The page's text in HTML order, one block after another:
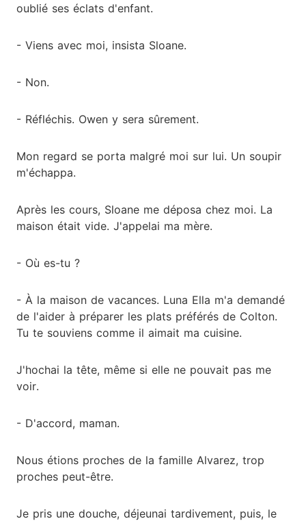
oublié ses éclats d'enfant.
- Viens avec moi, insista Sloane.
- Non.
- Réfléchis. Owen y sera sûrement.
Mon regard se porta malgré moi sur lui. Un soupir
m'échappa.
Après les cours, Sloane me déposa chez moi. La
maison était vide. J'appelai ma mère.
- Où es-tu ?
- À la maison de vacances. Luna Ella m'a demandé
de l'aider à préparer les plats préférés de Colton.
Tu te souviens comme il aimait ma cuisine.
J'hochai la tête, même si elle ne pouvait pas me
voir.
- D'accord, maman.
Nous étions proches de la famille Alvarez, trop
proches peut-être.
Je pris une douche, déjeunai tardivement, puis, le